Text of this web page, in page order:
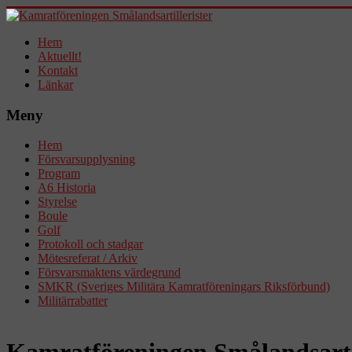
Hem
Aktuellt!
Kontakt
Länkar
Meny
Hem
Försvarsupplysning
Program
A6 Historia
Styrelse
Boule
Golf
Protokoll och stadgar
Mötesreferat / Arkiv
Försvarsmaktens värdegrund
SMKR (Sveriges Militära Kamratföreningars Riksförbund)
Militärrabatter